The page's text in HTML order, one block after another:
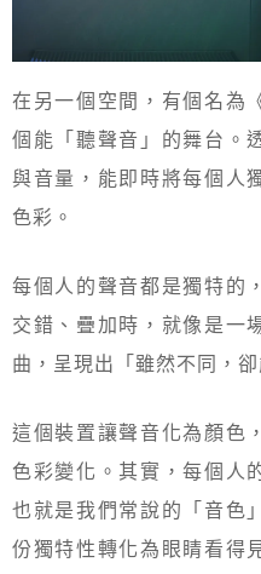
在另一個空間，有個名為
個能「聽聲音」的舞台。
與音量，能即時將每個人
色彩。
每個人的聲音都是獨特的
交錯、疊加時，就像是一
曲，呈現出「雖然不同，
這個裝置讓聲音化為顏色
色彩變化。其實，每個人
也就是我們常說的「音色
份獨特性轉化為眼睛看得